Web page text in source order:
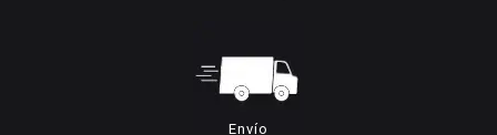
Envío